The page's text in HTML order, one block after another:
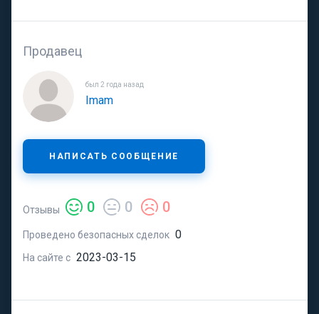
Продавец
был 2 года назад
Imam
НАПИСАТЬ СООБЩЕНИЕ
Отзывы 0 0 0
Проведено безопасных сделок 0
На сайте с 2023-03-15